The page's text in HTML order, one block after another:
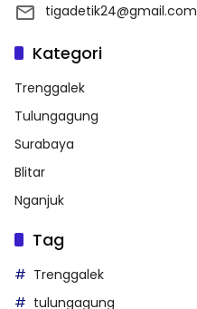
tigadetik24@gmail.com
Kategori
Trenggalek
Tulungagung
Surabaya
Blitar
Nganjuk
Tag
Trenggalek
tulungagung